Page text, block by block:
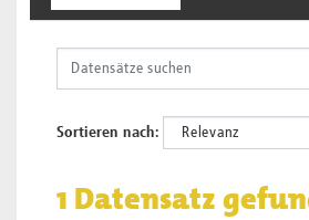
Sortieren nach
1 Datensatz